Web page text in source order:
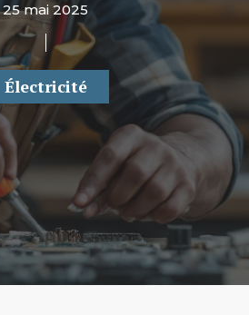
25 mai 2025
Électricité